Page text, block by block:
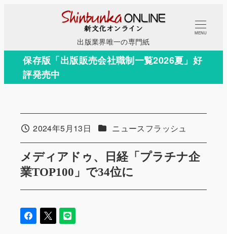
コ
テ
出版業界唯一の専門紙
MENU
保存版「出版販売会社職制一覧2026夏」好
評発売中
メディアドゥ、日経「プラチナ企
業TOP100」で34位に
投稿日2024年5月13日 カテゴリー
ニュースフラッシュ